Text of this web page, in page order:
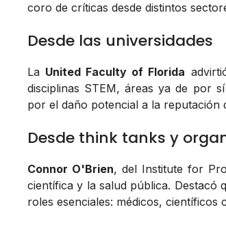
coro de críticas desde distintos
Desde las universidades
La United Faculty of Florida
disciplinas STEM, áreas ya de por
por el daño potencial a la reputación
Desde think tanks y
Connor O'Brien, del Institute for
científica y la salud pública. Destacó
roles esenciales: médicos,